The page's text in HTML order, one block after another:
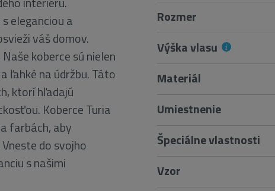
eleganciou a
váš domov.
koberce sú nielen
ľahké na údržbu. Táto
ktorí hľadajú
Koberce Turia
farbách, aby
do svojho
s našimi
Rozmer
Výška vlasu
Materiál
Umiestnenie
Špeciálne vlastnosti
Vzor